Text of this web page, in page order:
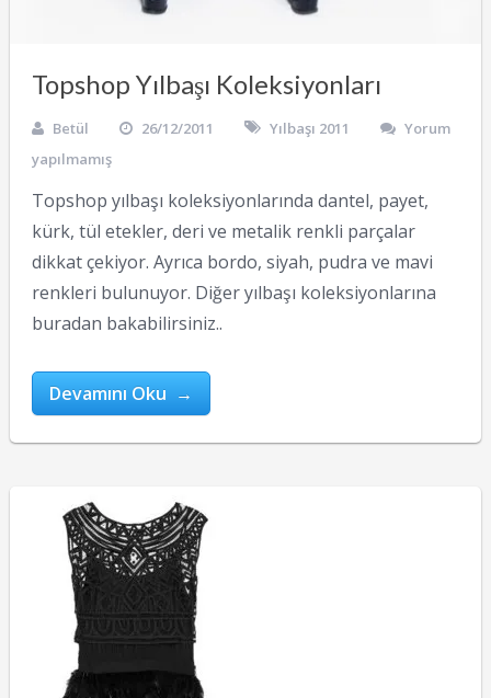
Topshop Yılbaşı Koleksiyonları
Betül 26/12/2011 Yılbaşı 2011
Yorum
yapılmamış
Topshop yılbaşı koleksiyonlarında dantel, payet,
kürk, tül etekler, deri ve metalik renkli parçalar
dikkat çekiyor. Ayrıca bordo, siyah, pudra ve mavi
renkleri bulunuyor. Diğer yılbaşı koleksiyonlarına
buradan bakabilirsiniz..
Devamını Oku →